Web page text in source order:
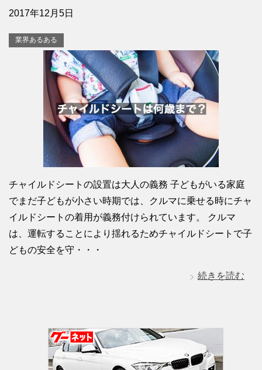
2017年12月5日
業界あるある
チャイルドシートの設置は大人の義務 子どもがいる家庭
でまだ子どもが小さい時期では、クルマに乗せる時にチャ
イルドシートの着用が義務付けられています。 クルマ
は、運転することにより揺れるためチャイルドシートで子
どもの安全を守・・・
続きを読む